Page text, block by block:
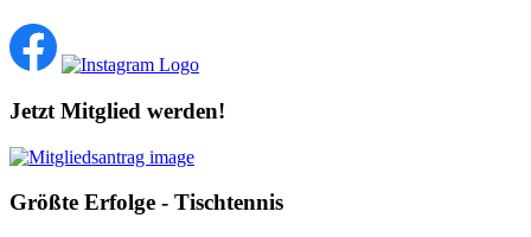
Jetzt Mitglied werden!
Größte Erfolge - Tischtennis